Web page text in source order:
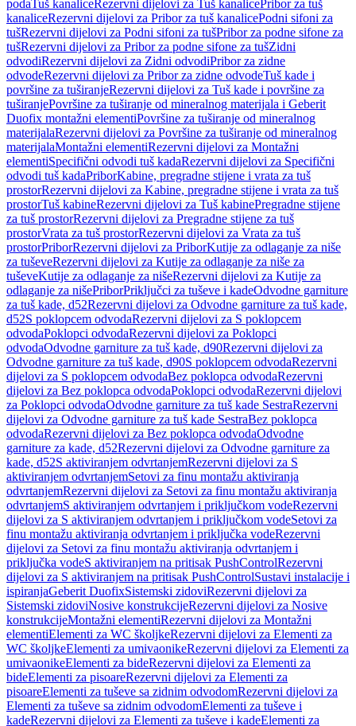
podaTuš kanaliceRezervni dijelovi za Tuš kanalicePribor za tuš
kanaliceRezervni dijelovi za Pribor za tuš kanalicePodni sifoni za
tušRezervni dijelovi za Podni sifoni za tušPribor za podne sifone za
tušRezervni dijelovi za Pribor za podne sifone za tušZidni
odvodiRezervni dijelovi za Zidni odvodiPribor za zidne
odvodeRezervni dijelovi za Pribor za zidne odvodeTuš kade i
površine za tuširanjeRezervni dijelovi za Tuš kade i površine za
tuširanjePovršine za tuširanje od mineralnog materijala i Geberit
Duofix montažni elementiPovršine za tuširanje od mineralnog
materijalaRezervni dijelovi za Površine za tuširanje od mineralnog
materijalaMontažni elementiRezervni dijelovi za Montažni
elementiSpecifični odvodi tuš kadaRezervni dijelovi za Specifični
odvodi tuš kadaPriborKabine, pregradne stijene i vrata za tuš
prostorRezervni dijelovi za Kabine, pregradne stijene i vrata za tuš
prostorTuš kabineRezervni dijelovi za Tuš kabinePregradne stijene
za tuš prostorRezervni dijelovi za Pregradne stijene za tuš
prostorVrata za tuš prostorRezervni dijelovi za Vrata za tuš
prostorPriborRezervni dijelovi za PriborKutije za odlaganje za niše
za tuševeRezervni dijelovi za Kutije za odlaganje za niše za
tuševeKutije za odlaganje za nišeRezervni dijelovi za Kutije za
odlaganje za nišePriborPriključci za tuševe i kadeOdvodne garniture
za tuš kade, d52Rezervni dijelovi za Odvodne garniture za tuš kade,
d52S poklopcem odvodaRezervni dijelovi za S poklopcem
odvodaPoklopci odvodaRezervni dijelovi za Poklopci
odvodaOdvodne garniture za tuš kade, d90Rezervni dijelovi za
Odvodne garniture za tuš kade, d90S poklopcem odvodaRezervni
dijelovi za S poklopcem odvodaBez poklopca odvodaRezervni
dijelovi za Bez poklopca odvodaPoklopci odvodaRezervni dijelovi
za Poklopci odvodaOdvodne garniture za tuš kade SestraRezervni
dijelovi za Odvodne garniture za tuš kade SestraBez poklopca
odvodaRezervni dijelovi za Bez poklopca odvodaOdvodne
garniture za kade, d52Rezervni dijelovi za Odvodne garniture za
kade, d52S aktiviranjem odvrtanjemRezervni dijelovi za S
aktiviranjem odvrtanjemSetovi za finu montažu aktiviranja
odvrtanjemRezervni dijelovi za Setovi za finu montažu aktiviranja
odvrtanjemS aktiviranjem odvrtanjem i priključkom vodeRezervni
dijelovi za S aktiviranjem odvrtanjem i priključkom vodeSetovi za
finu montažu aktiviranja odvrtanjem i priključka vodeRezervni
dijelovi za Setovi za finu montažu aktiviranja odvrtanjem i
priključka vodeS aktiviranjem na pritisak PushControlRezervni
dijelovi za S aktiviranjem na pritisak PushControlSustavi instalacije i
ispiranjaGeberit DuofixSistemski zidoviRezervni dijelovi za
Sistemski zidoviNosive konstrukcijeRezervni dijelovi za Nosive
konstrukcijeMontažni elementiRezervni dijelovi za Montažni
elementiElementi za WC školjkeRezervni dijelovi za Elementi za
WC školjkeElementi za umivaonikeRezervni dijelovi za Elementi za
umivaonikeElementi za bideRezervni dijelovi za Elementi za
bideElementi za pisoareRezervni dijelovi za Elementi za
pisoareElementi za tuševe sa zidnim odvodomRezervni dijelovi za
Elementi za tuševe sa zidnim odvodomElementi za tuševe i
kadeRezervni dijelovi za Elementi za tuševe i kadeElementi za